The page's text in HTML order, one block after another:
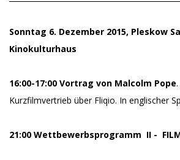
Sonntag 6. Dezember 2015, Pleskow
Kinokulturhaus
16:00-17:00 Vortrag von Malcolm Pope
Kurzfilmvertrieb über Fliqio. In englischer
21:00 Wettbewerbsprogramm II -